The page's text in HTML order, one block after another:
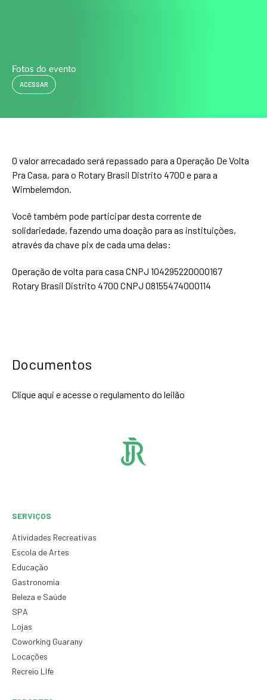
Fotos do evento
ACESSAR
O valor arrecadado será repassado para a Operação De Volta
Pra Casa, para o Rotary Brasil Distrito 4700 e para a
Wimbelemdon.
Você também pode participar desta corrente de
solidariedade, fazendo uma doação para as instituições,
através da chave pix de cada uma delas:
Operação de volta para casa CNPJ 104295220000167
Rotary Brasil Distrito 4700 CNPJ 08155474000114
Documentos
Clique aqui e acesse o regulamento do leilão
SERVIÇOS
Atividades Recreativas
Escola de Artes
Educação
Gastronomia
Beleza e Saúde
SPA
Lojas
Coworking Guarany
Locações
Recreio LIfe